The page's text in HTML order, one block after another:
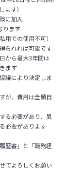
ます）
に加入
ります
用での使用不可）
られれば可能です
から最大3年間は
ます
議により決定しま
が、費用は全額自
る必要があり、異
必要があります
歴書」と「職務経
てよろしくお願い